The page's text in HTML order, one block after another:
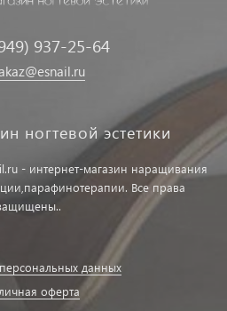
937-25-64
ногтевой эстетики
- интернет-магазин наращивания
Все права
данных
оферта